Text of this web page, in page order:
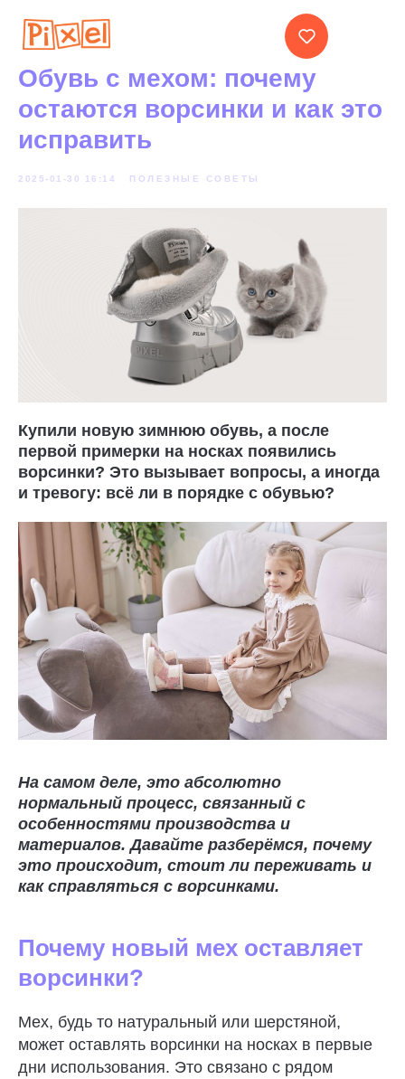
Обувь с мехом: почему
остаются ворсинки и как это
исправить
2025-01-30 16:14 ПОЛЕЗНЫЕ СОВЕТЫ
Купили новую зимнюю обувь, а после
первой примерки на носках появились
ворсинки? Это вызывает вопросы, а иногда
и тревогу: всё ли в порядке с обувью?
На самом деле, это абсолютно
нормальный процесс, связанный с
особенностями производства и
материалов. Давайте разберёмся, почему
это происходит, стоит ли переживать и
как справляться с ворсинками.
Почему новый мех оставляет
ворсинки?
Мех, будь то натуральный или шерстяной,
может оставлять ворсинки на носках в первые
дни использования. Это связано с рядом